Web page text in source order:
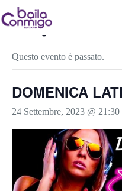
Salta
al
contenuto
« Tutti gli Eventi
Questo evento è passato.
DOMENICA
24 Settembre, 2023 @ 21:30